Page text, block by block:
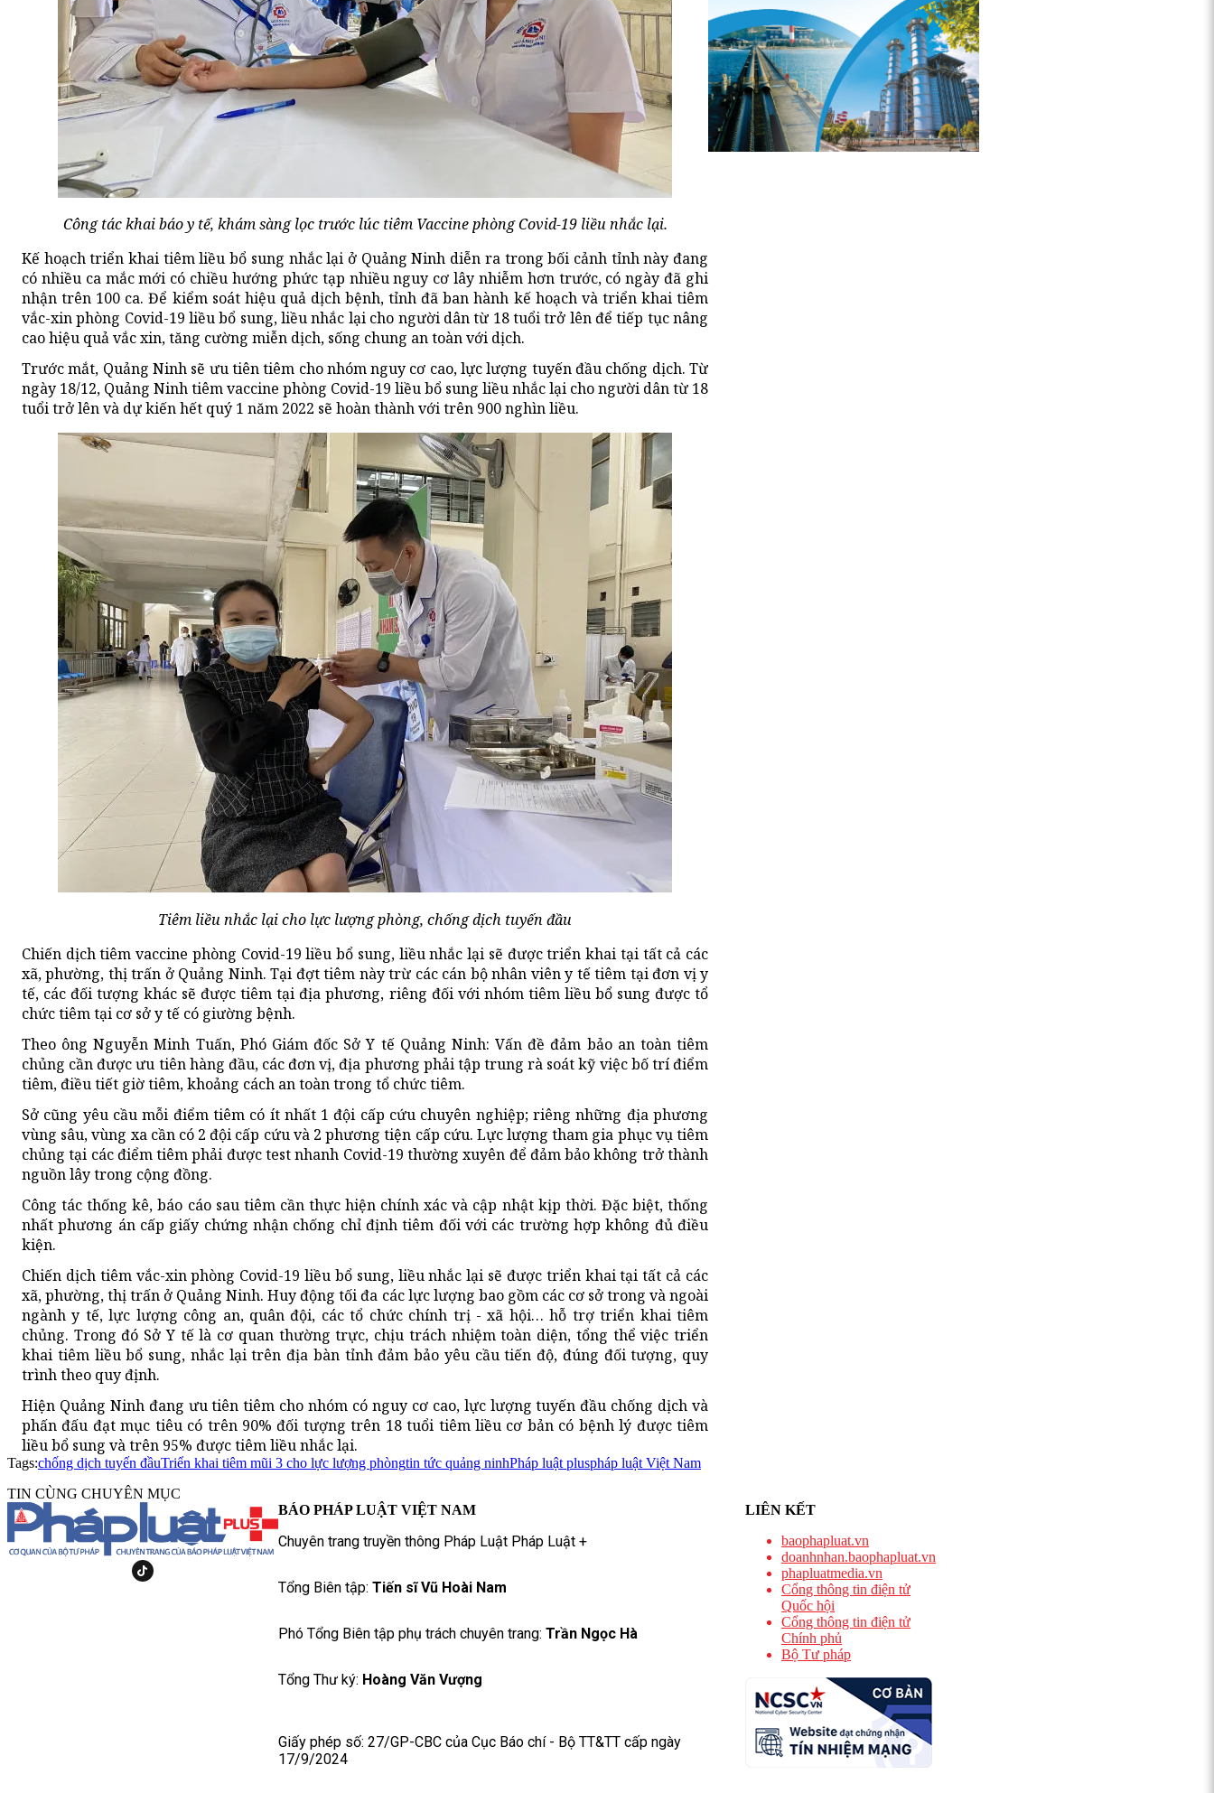
Công tác khai báo y tế, khám sàng lọc trước lúc tiêm Vaccine phòng Covid-19 liều nhắc lại.
Kế hoạch triển khai tiêm liều bổ sung nhắc lại ở Quảng Ninh diễn ra trong bối cảnh tỉnh này đang
có nhiều ca mắc mới có chiều hướng phức tạp nhiều nguy cơ lây nhiễm hơn trước, có ngày đã ghi
nhận trên 100 ca. Để kiểm soát hiệu quả dịch bệnh, tỉnh đã ban hành kế hoạch và triển khai tiêm
vắc-xin phòng Covid-19 liều bổ sung, liều nhắc lại cho người dân từ 18 tuổi trở lên để tiếp tục nâng
cao hiệu quả vắc xin, tăng cường miễn dịch, sống chung an toàn với dịch.
Trước mắt, Quảng Ninh sẽ ưu tiên tiêm cho nhóm nguy cơ cao, lực lượng tuyến đầu chống dịch. Từ
ngày 18/12, Quảng Ninh tiêm vaccine phòng Covid-19 liều bổ sung liều nhắc lại cho người dân từ 18
tuổi trở lên và dự kiến hết quý 1 năm 2022 sẽ hoàn thành với trên 900 nghìn liều.
Tiêm liều nhắc lại cho lực lượng phòng, chống dịch tuyến đầu
Chiến dịch tiêm vaccine phòng Covid-19 liều bổ sung, liều nhắc lại sẽ được triển khai tại tất cả các
xã, phường, thị trấn ở Quảng Ninh. Tại đợt tiêm này trừ các cán bộ nhân viên y tế tiêm tại đơn vị y
tế, các đối tượng khác sẽ được tiêm tại địa phương, riêng đối với nhóm tiêm liều bổ sung được tổ
chức tiêm tại cơ sở y tế có giường bệnh.
Theo ông Nguyễn Minh Tuấn, Phó Giám đốc Sở Y tế Quảng Ninh: Vấn đề đảm bảo an toàn tiêm
chủng cần được ưu tiên hàng đầu, các đơn vị, địa phương phải tập trung rà soát kỹ việc bố trí điểm
tiêm, điều tiết giờ tiêm, khoảng cách an toàn trong tổ chức tiêm.
Sở cũng yêu cầu mỗi điểm tiêm có ít nhất 1 đội cấp cứu chuyên nghiệp; riêng những địa phương
vùng sâu, vùng xa cần có 2 đội cấp cứu và 2 phương tiện cấp cứu. Lực lượng tham gia phục vụ tiêm
chủng tại các điểm tiêm phải được test nhanh Covid-19 thường xuyên để đảm bảo không trở thành
nguồn lây trong cộng đồng.
Công tác thống kê, báo cáo sau tiêm cần thực hiện chính xác và cập nhật kịp thời. Đặc biệt, thống
nhất phương án cấp giấy chứng nhận chống chỉ định tiêm đối với các trường hợp không đủ điều
kiện.
Chiến dịch tiêm vắc-xin phòng Covid-19 liều bổ sung, liều nhắc lại sẽ được triển khai tại tất cả các
xã, phường, thị trấn ở Quảng Ninh. Huy động tối đa các lực lượng bao gồm các cơ sở trong và ngoài
ngành y tế, lực lượng công an, quân đội, các tổ chức chính trị - xã hội… hỗ trợ triển khai tiêm
chủng. Trong đó Sở Y tế là cơ quan thường trực, chịu trách nhiệm toàn diện, tổng thể việc triển
khai tiêm liều bổ sung, nhắc lại trên địa bàn tỉnh đảm bảo yêu cầu tiến độ, đúng đối tượng, quy
trình theo quy định.
Hiện Quảng Ninh đang ưu tiên tiêm cho nhóm có nguy cơ cao, lực lượng tuyến đầu chống dịch và
phấn đấu đạt mục tiêu có trên 90% đối tượng trên 18 tuổi tiêm liều cơ bản có bệnh lý được tiêm
liều bổ sung và trên 95% được tiêm liều nhắc lại.
Tags:chống dịch tuyến đầuTriển khai tiêm mũi 3 cho lực lượng phòngtin tức quảng ninhPháp luật pluspháp luật Việt Nam
TIN CÙNG CHUYÊN MỤC
BÁO PHÁP LUẬT VIỆT NAM
Chuyên trang truyền thông Pháp Luật Pháp Luật +
Tổng Biên tập: Tiến sĩ Vũ Hoài Nam
Phó Tổng Biên tập phụ trách chuyên trang: Trần Ngọc Hà
Tổng Thư ký: Hoàng Văn Vượng
Giấy phép số: 27/GP-CBC của Cục Báo chí - Bộ TT&TT cấp ngày
17/9/2024
LIÊN KẾT
baophapluat.vn
doanhnhan.baophapluat.vn
phapluatmedia.vn
Cổng thông tin điện tử
Quốc hội
Cổng thông tin điện tử
Chính phủ
Bộ Tư pháp